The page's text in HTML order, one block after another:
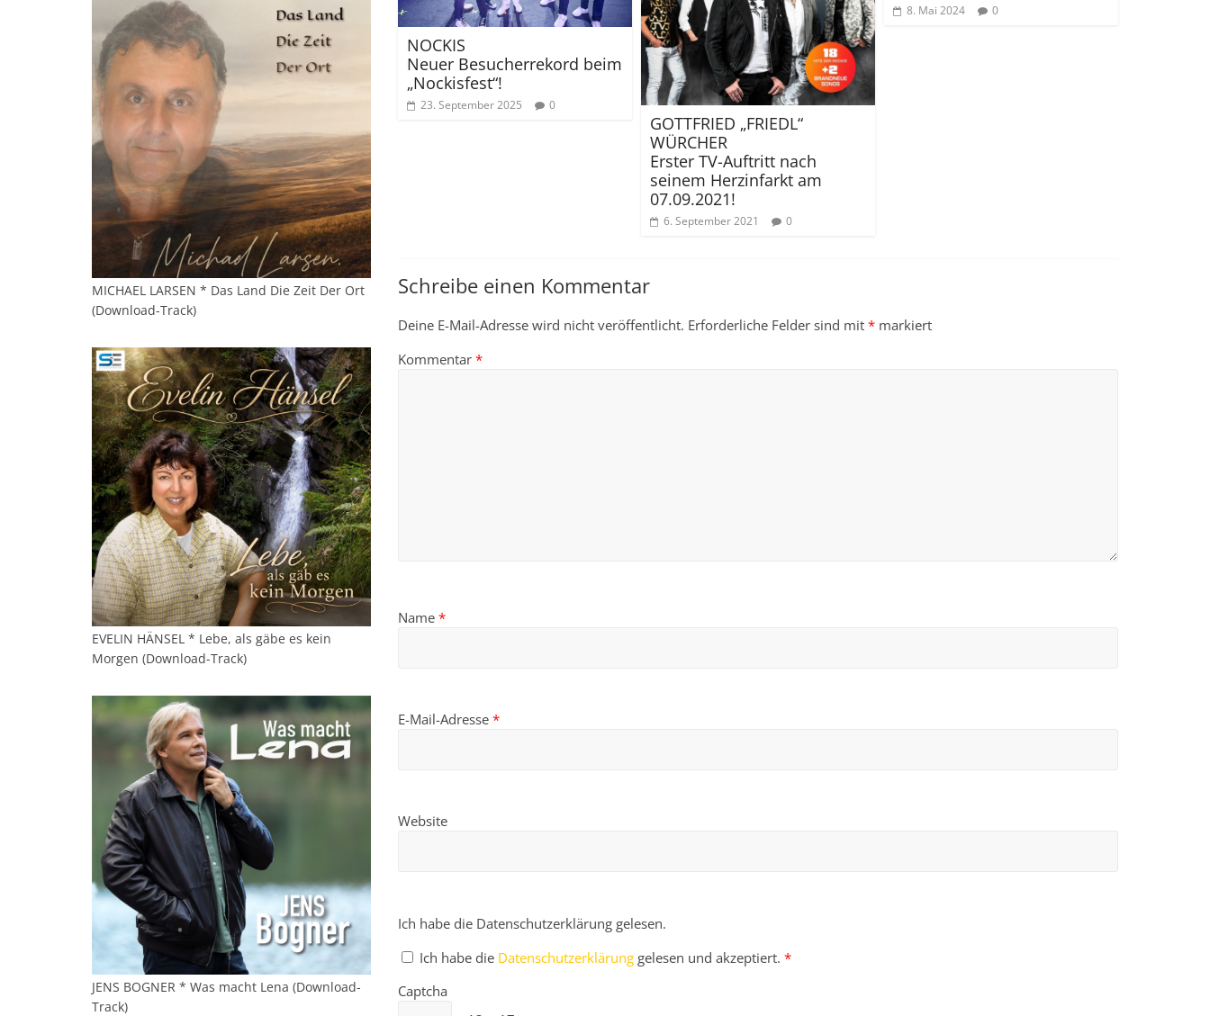
NOCKIS
Neuer Besucherrekord beim
„Nockisfest“!
23. September 2025 0
GOTTFRIED „FRIEDL“
WÜRCHER
Erster TV-Auftritt nach
seinem Herzinfarkt am
07.09.2021!
6. September 2021 0
8. Mai 2024 0
Schreibe einen Kommentar
Deine E-Mail-Adresse wird nicht veröffentlicht. Erforderliche Felder sind mit * markiert
Kommentar *
Name *
E-Mail-Adresse *
Website
Ich habe die Datenschutzerklärung gelesen.
Ich habe die Datenschutzerklärung gelesen und akzeptiert. *
Captcha
MICHAEL LARSEN * Das Land Die Zeit Der Ort
(Download-Track)
EVELIN HÄNSEL * Lebe, als gäbe es kein
Morgen (Download-Track)
JENS BOGNER * Was macht Lena (Download-
Track)